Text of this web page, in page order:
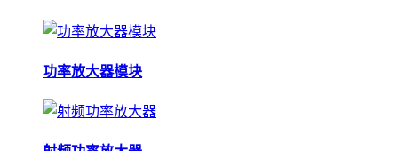
功率放大器模块